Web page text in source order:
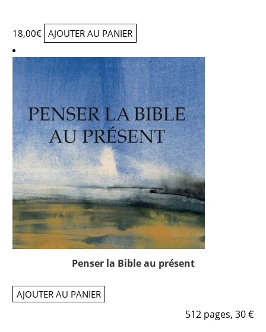
18,00€ AJOUTER AU PANIER
Penser la Bible au présent
AJOUTER AU PANIER
512 pages, 30 €